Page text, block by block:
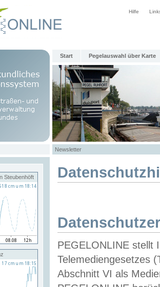
Hilfe
Start Pegelauswahl über Karte
Newsletter
Steubenhöft
PEGELONLINE stellt
Telemediengesetzes
Abschnitt VI als